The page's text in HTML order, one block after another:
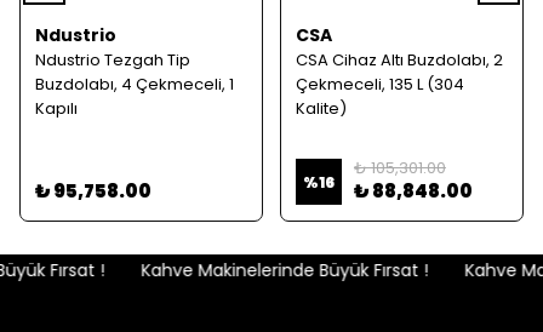
Ndustrio
Ndustrio Tezgah Tip
Buzdolabı, 4 Çekmeceli, 1
Kapılı
₺ 95,758.00
CSA
CSA Cihaz Altı Buzdolabı, 2
Çekmeceli, 135 L (304
Kalite)
%16
₺ 105,301.00
₺ 88,848.00
Fırsat ! Kahve Makinelerinde Büyük Fırsat ! Kahve